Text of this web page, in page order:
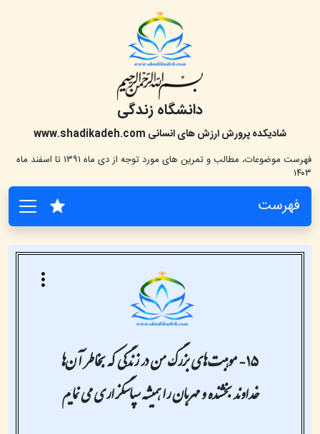
دانشگاه زندگی
شادیکده پرورش ارزش های انسانی www.shadikadeh.com
فهرست موضوعات، مطالب و تمرین های مورد توجه از دی ماه ۱۳۹۱ تا اسفند ماه
۱۴۰۳
فهرست
خداوند بخشنده و مهربان را همیشه سپاسگزاری می نمایم